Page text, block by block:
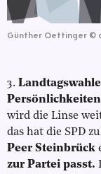
Günther Oettinger ©
3.
wird die Linse
das hat die SPD
Peer Steinbrück
zur Partei passt.